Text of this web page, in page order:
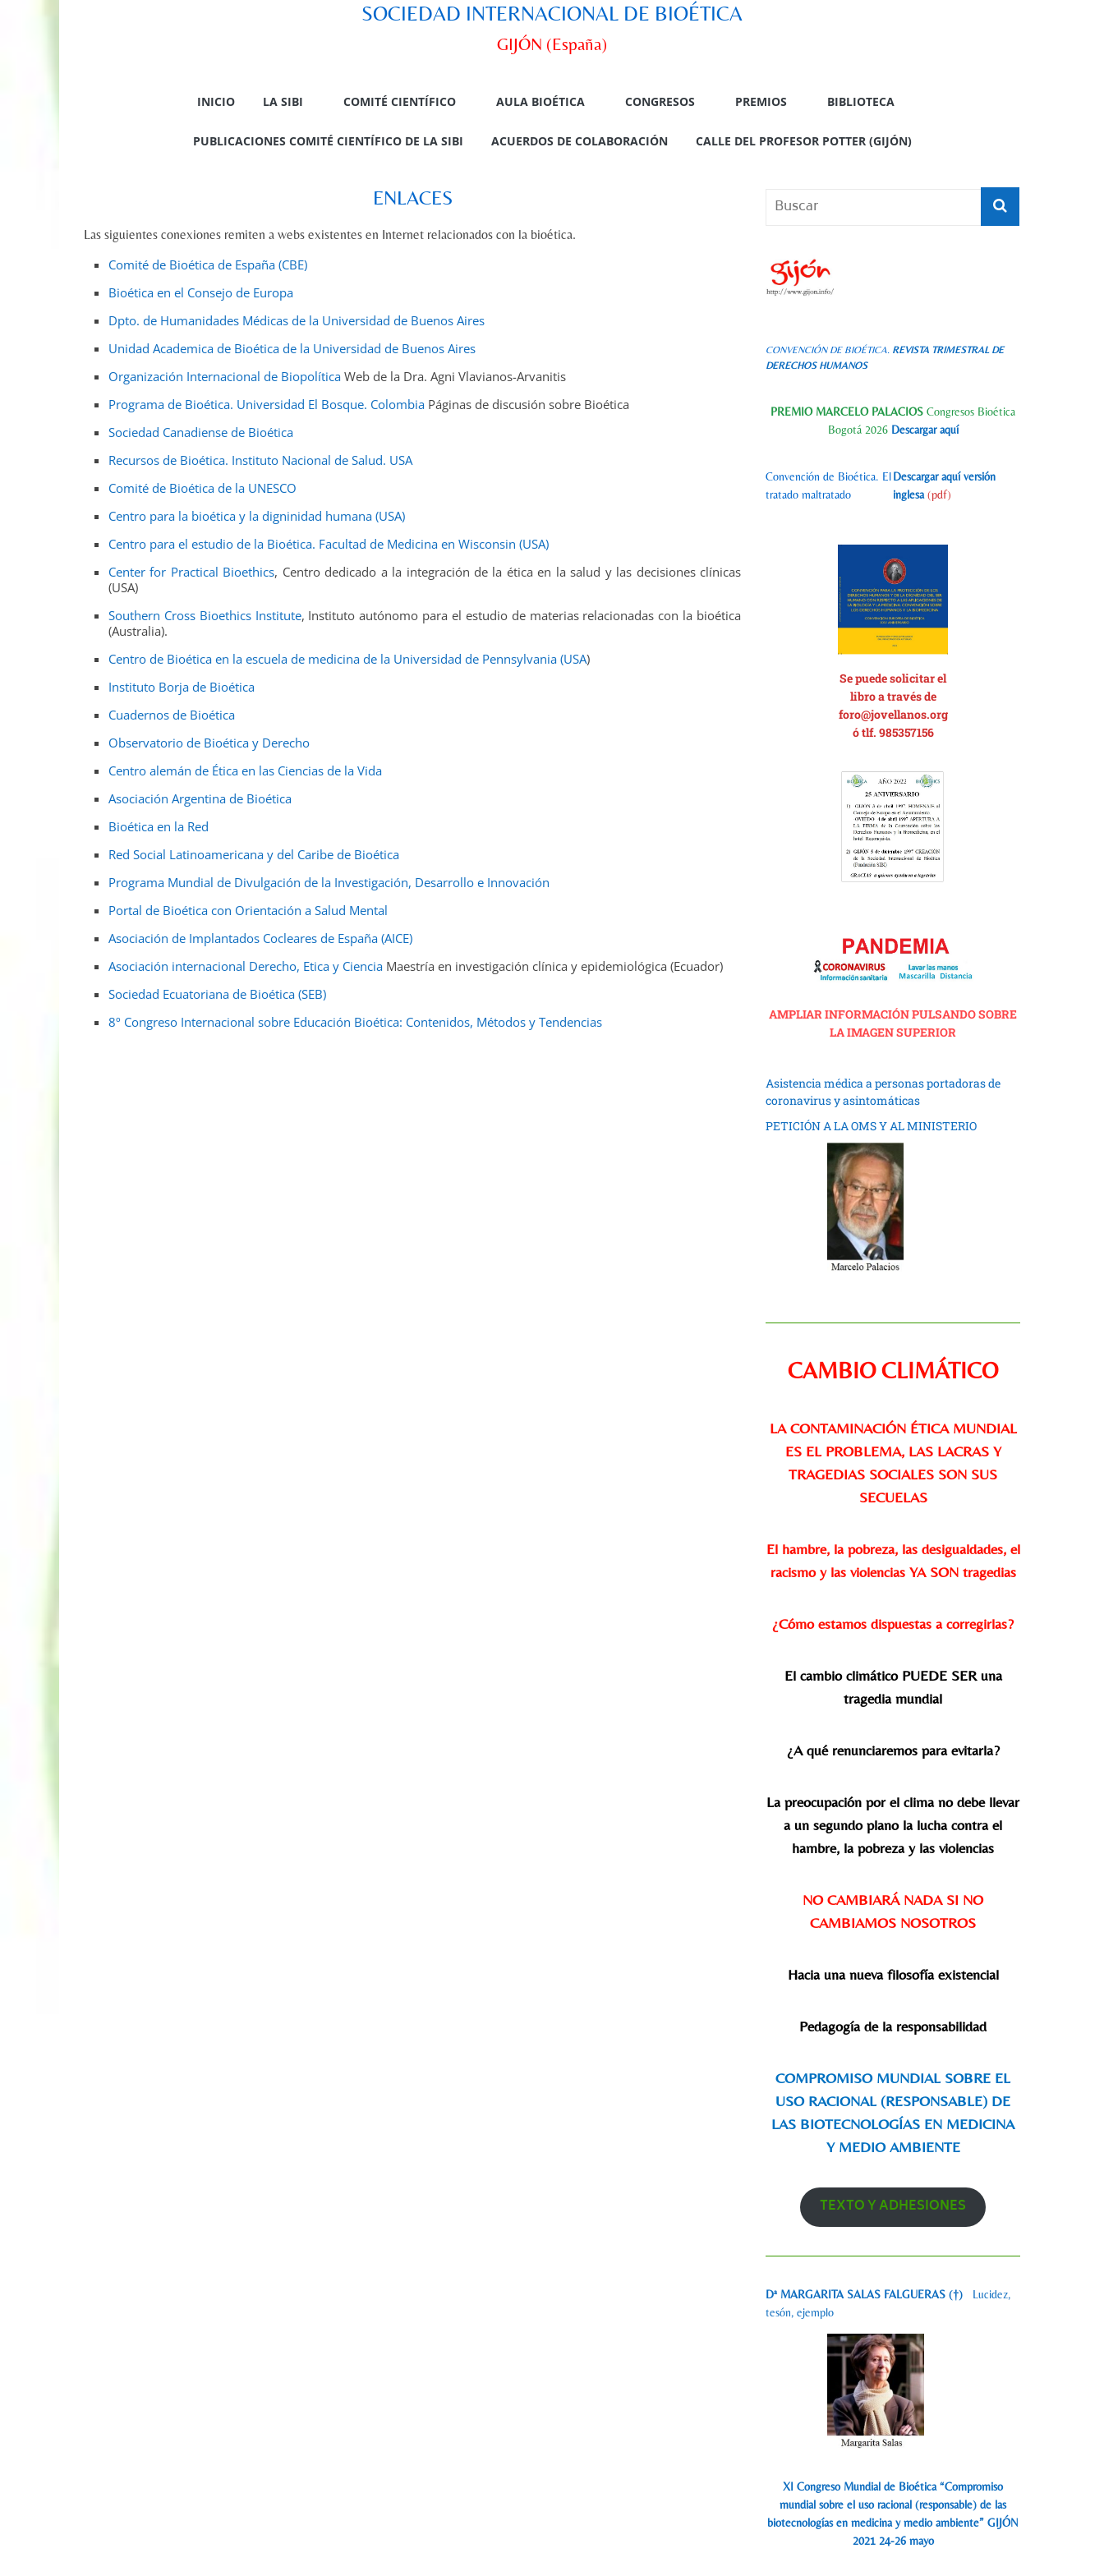
SOCIEDAD INTERNACIONAL DE BIOÉTICA
GIJÓN (España)
INICIO LA SIBI COMITÉ CIENTÍFICO AULA BIOÉTICA CONGRESOS PREMIOS BIBLIOTECA
PUBLICACIONES COMITÉ CIENTÍFICO DE LA SIBI ACUERDOS DE COLABORACIÓN CALLE DEL PROFESOR POTTER (GIJÓN)
ENLACES
Las siguientes conexiones remiten a webs existentes en Internet relacionados con la bioética.
Comité de Bioética de España (CBE)
Bioética en el Consejo de Europa
Dpto. de Humanidades Médicas de la Universidad de Buenos Aires
Unidad Academica de Bioética de la Universidad de Buenos Aires
Organización Internacional de Biopolítica Web de la Dra. Agni Vlavianos-Arvanitis
Programa de Bioética. Universidad El Bosque. Colombia Páginas de discusión sobre Bioética
Sociedad Canadiense de Bioética
Recursos de Bioética. Instituto Nacional de Salud. USA
Comité de Bioética de la UNESCO
Centro para la bioética y la digninidad humana (USA)
Centro para el estudio de la Bioética. Facultad de Medicina en Wisconsin (USA)
Center for Practical Bioethics, Centro dedicado a la integración de la ética en la salud y las decisiones clínicas
(USA)
Southern Cross Bioethics Institute, Instituto autónomo para el estudio de materias relacionadas con la bioética
(Australia).
Centro de Bioética en la escuela de medicina de la Universidad de Pennsylvania (USA)
Instituto Borja de Bioética
Cuadernos de Bioética
Observatorio de Bioética y Derecho
Centro alemán de Ética en las Ciencias de la Vida
Asociación Argentina de Bioética
Bioética en la Red
Red Social Latinoamericana y del Caribe de Bioética
Programa Mundial de Divulgación de la Investigación, Desarrollo e Innovación
Portal de Bioética con Orientación a Salud Mental
Asociación de Implantados Cocleares de España (AICE)
Asociación internacional Derecho, Etica y Ciencia Maestría en investigación clínica y epidemiológica (Ecuador)
Sociedad Ecuatoriana de Bioética (SEB)
8º Congreso Internacional sobre Educación Bioética: Contenidos, Métodos y Tendencias
CONVENCIÓN DE BIOÉTICA. REVISTA TRIMESTRAL DE
DERECHOS HUMANOS
PREMIO MARCELO PALACIOS Congresos Bioética
Bogotá 2026 Descargar aquí
Convención de Bioética. El
tratado maltratado
Descargar aquí versión
inglesa (pdf)
Se puede solicitar el
libro a través de
foro@jovellanos.org
ó tlf. 985357156
AMPLIAR INFORMACIÓN PULSANDO SOBRE
LA IMAGEN SUPERIOR
Asistencia médica a personas portadoras de
coronavirus y asintomáticas
PETICIÓN A LA OMS Y AL MINISTERIO
CAMBIO CLIMÁTICO
LA CONTAMINACIÓN ÉTICA MUNDIAL
ES EL PROBLEMA, LAS LACRAS Y
TRAGEDIAS SOCIALES SON SUS
SECUELAS
El hambre, la pobreza, las desigualdades, el
racismo y las violencias YA SON tragedias
¿Cómo estamos dispuestas a corregirlas?
El cambio climático PUEDE SER una
tragedia mundial
¿A qué renunciaremos para evitarla?
La preocupación por el clima no debe llevar
a un segundo plano la lucha contra el
hambre, la pobreza y las violencias
NO CAMBIARÁ NADA SI NO
CAMBIAMOS NOSOTROS
Hacia una nueva filosofía existencial
Pedagogía de la responsabilidad
COMPROMISO MUNDIAL SOBRE EL
USO RACIONAL (RESPONSABLE) DE
LAS BIOTECNOLOGÍAS EN MEDICINA
Y MEDIO AMBIENTE
TEXTO Y ADHESIONES
Dª MARGARITA SALAS FALGUERAS (†) Lucidez,
tesón, ejemplo
XI Congreso Mundial de Bioética “Compromiso
mundial sobre el uso racional (responsable) de las
biotecnologías en medicina y medio ambiente” GIJÓN
2021 24-26 mayo